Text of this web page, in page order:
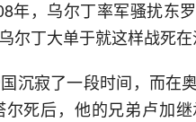
年，乌尔丁率军骚扰东
尔丁大单于就这样战死在
沉寂了一段时间，而在
死后，他的兄弟卢加